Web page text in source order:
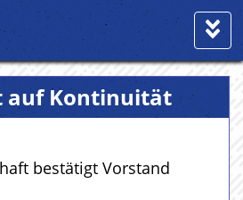
auf Kontinuität
bestätigt Vorstand